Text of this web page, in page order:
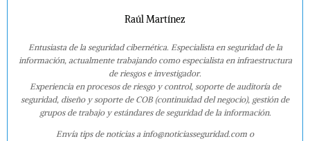
Raúl Martínez
Entusiasta de la seguridad cibernética. Especialista en seguridad de la
información, actualmente trabajando como especialista en infraestructura
de riesgos e investigador.
Experiencia en procesos de riesgo y control, soporte de auditoría de
seguridad, diseño y soporte de COB (continuidad del negocio), gestión de
grupos de trabajo y estándares de seguridad de la información.
Envía tips de noticias a info@noticiasseguridad.com o